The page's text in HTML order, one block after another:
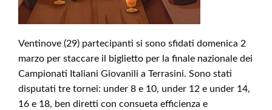
Ventinove (29) partecipanti si sono sfidati domenica 2
marzo per staccare il biglietto per la finale nazionale dei
Campionati Italiani Giovanili a Terrasini. Sono stati
disputati tre tornei: under 8 e 10, under 12 e under 14,
16 e 18, ben diretti con consueta efficienza e